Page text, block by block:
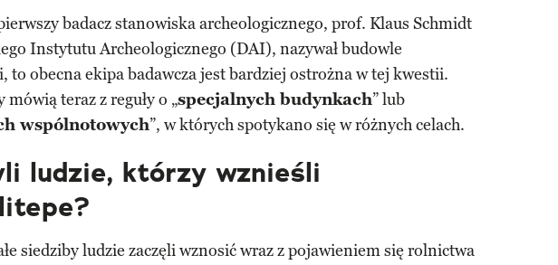
badacz stanowiska archeologicznego, prof. Klaus Schmidt
Instytutu Archeologicznego (DAI), nazywał budowle
to obecna ekipa badawcza jest bardziej ostrożna w tej kwestii.
mówią teraz z reguły o „specjalnych budynkach” lub
wspólnotowych”, w których spotykano się w różnych celach.
ludzie, którzy wznieśli
siedziby ludzie zaczęli wznosić wraz z pojawieniem się rolnictwa